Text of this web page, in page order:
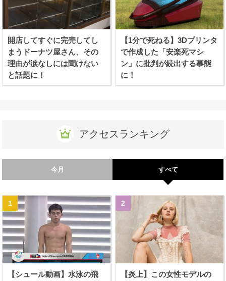
開店してすぐに完売してし
まうドーナツ屋さん、その
理由が涙なしには聞けない
と話題に！
【1分で死ねる】3Dプリンタ
で作成した「安楽死マシ
ン」に批判が続出する事態
に！
アクセスランキング
今月 すべて
【シュール動画】水泳の飛
【炎上】この女性モデルの